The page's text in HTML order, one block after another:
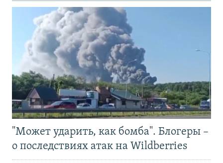
"Может ударить, как бомба". Блогеры –
о последствиях атак на Wildberries